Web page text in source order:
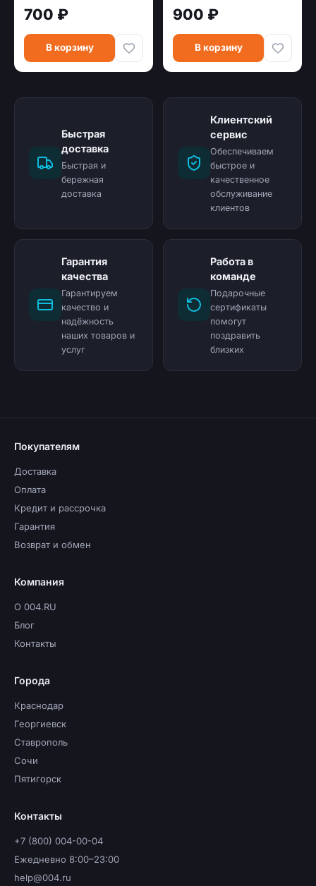
700 ₽
В корзину
900 ₽
В корзину
Быстрая
доставка
Быстрая и
бережная
доставка
Клиентский
сервис
Обеспечиваем
быстрое и
качественное
обслуживание
клиентов
Гарантия
качества
Гарантируем
качество и
надёжность
наших товаров и
услуг
Работа в
команде
Подарочные
сертификаты
помогут
поздравить
близких
Покупателям
Доставка
Оплата
Кредит и рассрочка
Гарантия
Возврат и обмен
Компания
О 004.RU
Блог
Контакты
Города
Краснодар
Георгиевск
Ставрополь
Сочи
Пятигорск
Контакты
+7 (800) 004-00-04
Ежедневно 8:00–23:00
help@004.ru